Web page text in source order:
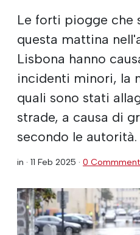
Le forti piogge che
questa mattina
Lisbona hanno
incidenti minori, la
quali sono stati
strade, a causa di
secondo le autorità.
in · 11 Feb 2025 · 0